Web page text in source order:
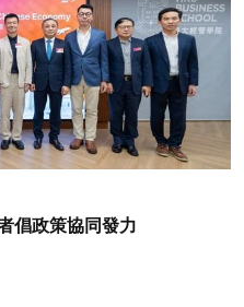
倡政策協同發力